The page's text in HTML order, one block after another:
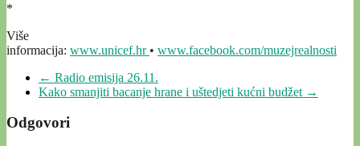
*
Više
informacija: www.unicef.hr • www.facebook.com/muzejrealnosti
← Radio emisija 26.11.
Kako smanjiti bacanje hrane i uštedjeti kućni budžet →
Odgovori